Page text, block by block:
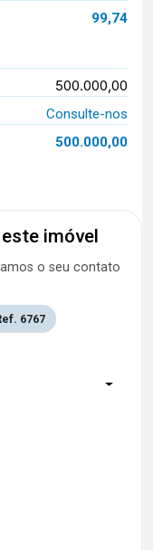
99,74
500.000,00
Consulte-nos
500.000,00
imóvel
o seu contato
6767